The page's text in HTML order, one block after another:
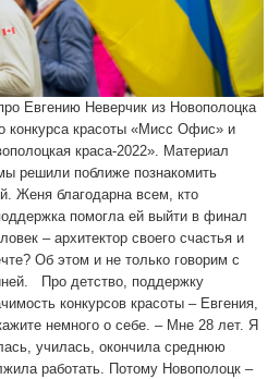
может быть, даже миссию несете вы на этот конкурс красоты? – Свои жизненные принципы. Я всегда отношусь к жизни с благодарностью и добрым сердцем. В любой ситуации стараюсь достойно себя нести, всегда помогу и выслушаю. И хочу призвать к тому, чтобы каждый оставался добрым, чистым, честным, поддерживающим и милосердным человеком, сколько бы титулов и побед у него не было. – Красивая женщина – это какая женщина? – Женщину украшает счастье в глазах и улыбка. Красота – это субъективное понятие. Но в первую очередь – добрая душа и сердце. Если она еще уверенная в себе и целеустремленная, она уже красивая. Я никогда не смотрю на женскую внешность как на картинку, всегда интересно, что внутри. Нежность, женственность, интеллект привлекают. – А есть какие-то, может быть, известные женщины, чья красота вас впечатляет, кого вы особенно отмечаете? – Идеала нет, каждая девушка красива. Но если все же кого-то назвать, мне нравится Моника Белуччи. Кстати, мы родились в один день. Ее энергия, и шарм – мне это близко. Таинственная, загадочная и при этом уверенная в себе женщина. – Поддержание внешней красоты у вас много ли забирает времени? – Ну разве что тренажерный зал занимает время. Я, кстати, люблю активный образ жизни, в детстве профессионально занималась плаванием. Были и коньки в моей жизни, недавно встала на сноуборд. На такую активность мне не жалко времени. А укладка и повседневный макияж занимают у меня ежедневно совсем немного времени. Но есть такие дни, которые я выделяю для себя: массаж, бьюти-процедуры. Конечно, мне, как и каждой девушке, нравится чувствовать себя такой принцессой. – А у вас были эксперименты с внешностью? – Нет. Я даже никогда не красила волосы, никогда не хотела. Не стриглась коротко. Принимаю себя полностью. Макияж поярче в какие-то особенные дни, но не каждый день. – Вы делаете комплименты другим женщинам? Просто прохожей на улице, к примеру, если отметили ее? – Да! И часто получаю от девушек комплименты. Я рада, что мои подруги и знакомые девушки разделяют эту позицию. Но, к сожалению, в обществе нашем это редкость. Многие боятся сказать что-то хорошее друг другу, комплимент тот же. Я не боюсь, и призываю девушек относиться друг к другу с большей любовью и уважением. Даже конкурс для меня – это не соперничество, потому что сравнивать невозможно, все разные, каждая уникальна. Вот я и вам хотела сказать после разговора, что вы очень красивы, и ваши глаза мне точно запомнятся. – Спасибо, мне очень приятно. Евгения, мы когда-то брали интервью у модели из Полоцка, и она рассказывала, что занятия в модельном агентстве помогли ей побороть какие-то свои комплексы, относительно роста, например. Как вы считаете, что нужно говорить сегодня своим дочерям, которые еще только растут? – У меня есть племянница. Она приходит ко мне в гости и всегда примеряет мою корону. Я ей уже дарила другую, но ей хочется примерить именно мою. Я ей часто говорю: «Сонечка, какая ты красивая!» Даю советы о том, как важно слушать себя, делать то, от чего горят твои глаза. Девушки очень хрупкие, но абсолютно каждая может добиться успеха в деле, какое ей по душе. И при этом, если девушка находится в конфликтных отношениях – с другими, или с собой – если ходит на нелюбимую работу, ее глаза сразу потухшие. Очень важно любить свою жизнь и не бояться ее менять. Я уже как-то говорила в своем интервью, что, несмотря на любые обстоятельства, каждый человек является архитектором своего счастья. – Все в наших руках? – Конечно. Нужно отметать рамки, которые могут мешать. Каждая девушка по определению достойна лучшего. Еще я очень люблю фразу: «Необязательно видеть всю лестницу целиком, чтобы сделать первый шаг». Пробуйте сделать первый шаг к своей мечте. – Каким он может быть, что посоветуете нашим читательницам? – Для начала нужно стать перед зеркалом и сказать, что ты у себя единственная и самая лучшая. Все начинается изнутри. Мы должны полюбить свое отражение в зеркале. Как только мы полюбили себя, то засияли, стали ярче. И это видят все вокруг! Энергичная и уверенная в себе девушка не останется незамеченной. – Даже психологические исследования говорят, что люди воспринимают нас более симпатичными, чем мы сами себя считаем. Оценивая себя, мы видим недостатки? – Да, мы к себе более критичны. А еще очень сильно на девушек повлияли соцсети, где выстроились рамки идеальной внешности. Женщины стали менять свою внешность в угоду мнимому образцу. Я очень рада, что сейчас вернулась мода 90-х, 80-х, где все были уникальны. Взрослея и набирая мудрости, мы понимаем, что естественная красота – лучший вариант. – Вы часто себя фотографируете? – Сама себя – редко. Скорее, люблю любоваться у зеркала, попеть и потанцевать дома, это прямо моё. А профессиональные фотосессии мне нравятся, люблю быть в кадре у профессионалов. – Победительница конкурса «Мисс Офис», что ее ждет? – Победительница получает титул «Мисс Офис» и главный денежный приз. Она становится лицом конкурса «Мисс Офис», компании «Комус» и торговой марки «Аttache». Победительницу конкурса «Мисс Офис» также ждет важная миссия: она становится послом благотворительного фонда «Линия жизни». – А еще хотите на какие-нибудь конкурсы? – Да, почему нет? Мне нравится открываться миру, мы живем один раз, зачем упускать какие-то интересные возможности. Короткие вопросы о важном – Какая часть дня у вас самая любимая? – Утро выходного дня. Неспешный завтрак, чашечка любимого кофе. Но это бывает редко, потому что мой сын Мирон занимается хоккеем, у нас утренние тренировки, подготовительные занятия к школе. Но если случается – это прекрасно. – Чему самому в